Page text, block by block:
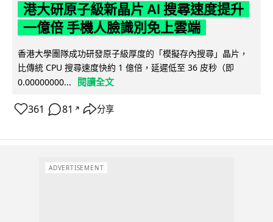
港大研原子級新晶片 AI 搜尋速度提升
一億倍 手機人臉識別免上雲端
香港大學團隊成功研發原子級厚度的「模擬存內搜尋」晶片，
比傳統 CPU 搜尋速度快約 1 億倍，延遲低至 36 皮秒（即
0.00000000...
閱讀全文
361 81 ↗ 分享
ADVERTISEMENT